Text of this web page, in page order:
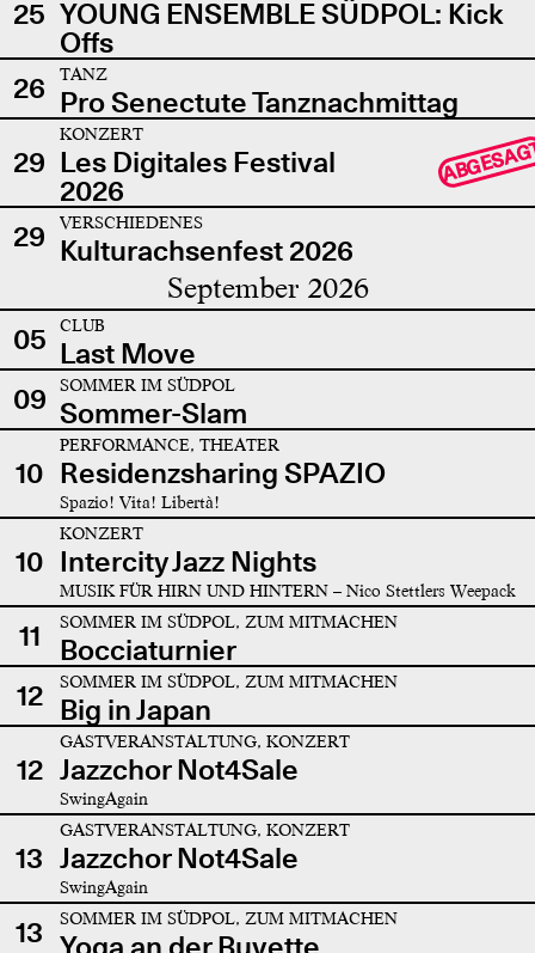
25 YOUNG ENSEMBLE SÜDPOL: Kick
Offs
26
TANZ
Pro Senectute Tanznachmittag
29
KONZERT
Les Digitales Festival
2026
29 VERSCHIEDENES
Kulturachsenfest 2026
September 2026
05 CLUB
Last Move
09
SOMMER IM SÜDPOL
Sommer-Slam
10
PERFORMANCE, THEATER
Residenzsharing SPAZIO
Spazio! Vita! Libertà!
10
KONZERT
Intercity Jazz Nights
MUSIK FÜR HIRN UND HINTERN – Nico Stettlers Weepack
11 SOMMER IM SÜDPOL, ZUM MITMACHEN
Bocciaturnier
12
SOMMER IM SÜDPOL, ZUM MITMACHEN
Big in Japan
12
GASTVERANSTALTUNG, KONZERT
Jazzchor Not4Sale
SwingAgain
13
GASTVERANSTALTUNG, KONZERT
Jazzchor Not4Sale
SwingAgain
13 SOMMER IM SÜDPOL, ZUM MITMACHEN
Yoga an der Buvette